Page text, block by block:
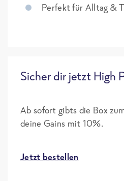
Perfekt für Alltag &
Sicher dir jetzt High
Ab sofort gibts die Box
deine Gains mit 10%.
Jetzt bestellen